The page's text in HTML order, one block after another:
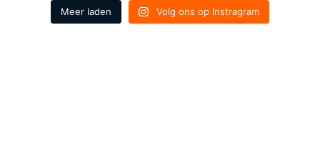
Meer laden Volg ons op Instragram